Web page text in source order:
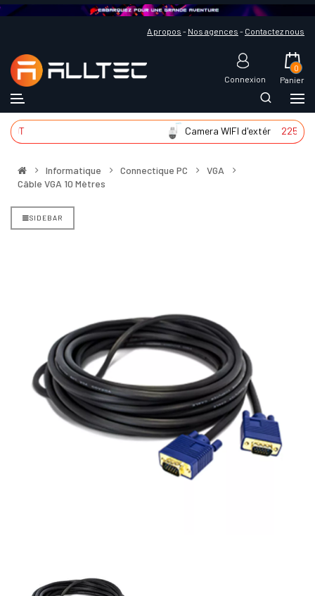
A propos - Nos agences - Contactez nous
Connexion Panier
0
Camera WIFI d'extér 225 DT
Informatique Connectique PC
VGA
Câble VGA 10 Mètres
SIDEBAR